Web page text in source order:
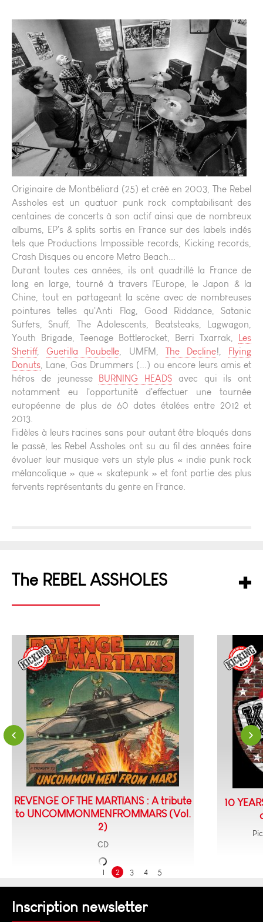
Originaire de Montbéliard (25) et créé en 2003, The Rebel
Assholes est un quatuor punk rock comptabilisant des
centaines de concerts à son actif ainsi que de nombreux
albums, EP's & splits sortis en France sur des labels indés
tels que Productions Impossible records, Kicking records,
Crash Disques ou encore Metro Beach...
Durant toutes ces années, ils ont quadrillé la France de
long en large, tourné à travers l'Europe, le Japon & la
Chine, tout en partageant la scène avec de nombreuses
pointures telles qu'Anti Flag, Good Riddance, Satanic
Surfers, Snuff, The Adolescents, Beatsteaks, Lagwagon,
Youth Brigade, Teenage Bottlerocket, Berri Txarrak, Les
Sheriff,Guerilla Poubelle , UMFM, The Decline!, Flying
Donuts , Lane, Gas Drummers (...) ou encore leurs amis et
héros de jeunesse BURNING HEADS avec qui ils ont
notamment eu l'opportunité d'effectuer une tournée
européenne de plus de 60 dates étalées entre 2012 et
2013.
Fidèles à leurs racines sans pour autant être bloqués dans
le passé, les Rebel Assholes ont su au fil des années faire
évoluer leur musique vers un style plus « indie punk rock
mélancolique » que « skatepunk » et font partie des plus
fervents représentants du genre en France.
The REBEL ASSHOLES
REVENGE OF THE MARTIANS : A tribute
to UNCOMMONMENFROMMARS (Vol.
2)
CD
10
1 2 3 4 5
Inscription newsletter